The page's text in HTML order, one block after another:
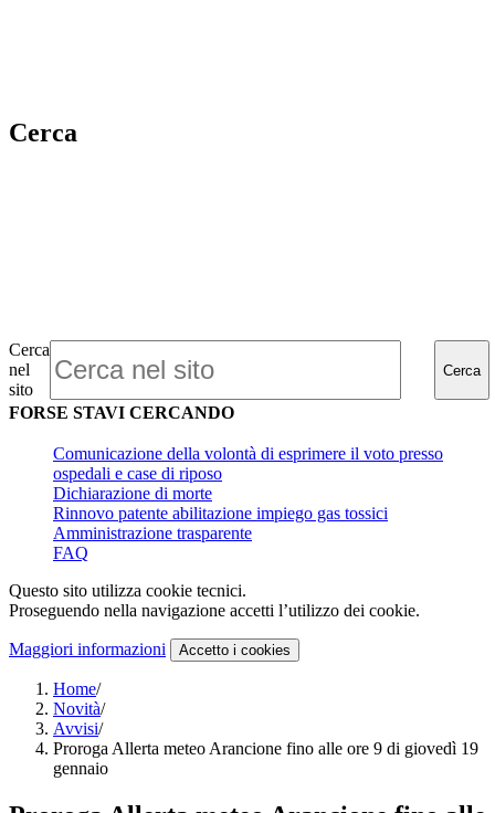
Cerca
Cerca
nel
sito
Cerca
FORSE STAVI CERCANDO
Comunicazione della volontà di esprimere il voto presso
ospedali e case di riposo
Dichiarazione di morte
Rinnovo patente abilitazione impiego gas tossici
Amministrazione trasparente
FAQ
Questo sito utilizza cookie tecnici.
Proseguendo nella navigazione accetti l’utilizzo dei cookie.
Maggiori informazioni Accetto i cookies
Home/
Novità/
Avvisi/
Proroga Allerta meteo Arancione fino alle ore 9 di giovedì 19
gennaio